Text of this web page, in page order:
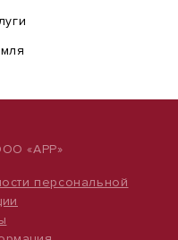
«АРР»
персональной